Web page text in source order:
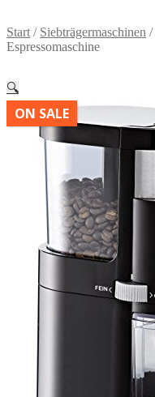
Start / Siebträgermaschinen /
Espressomaschine
🔍
ON SALE